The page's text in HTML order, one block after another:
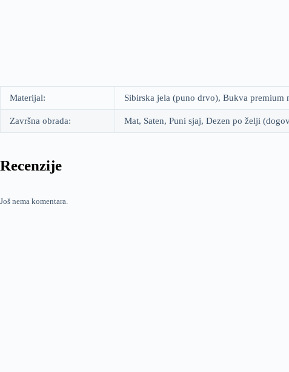
Materijal: Sibirska jela (puno drvo), Bukva
Završna obrada: Mat, Saten, Puni sjaj, Dezen po želji
Recenzije
Još nema komentara.